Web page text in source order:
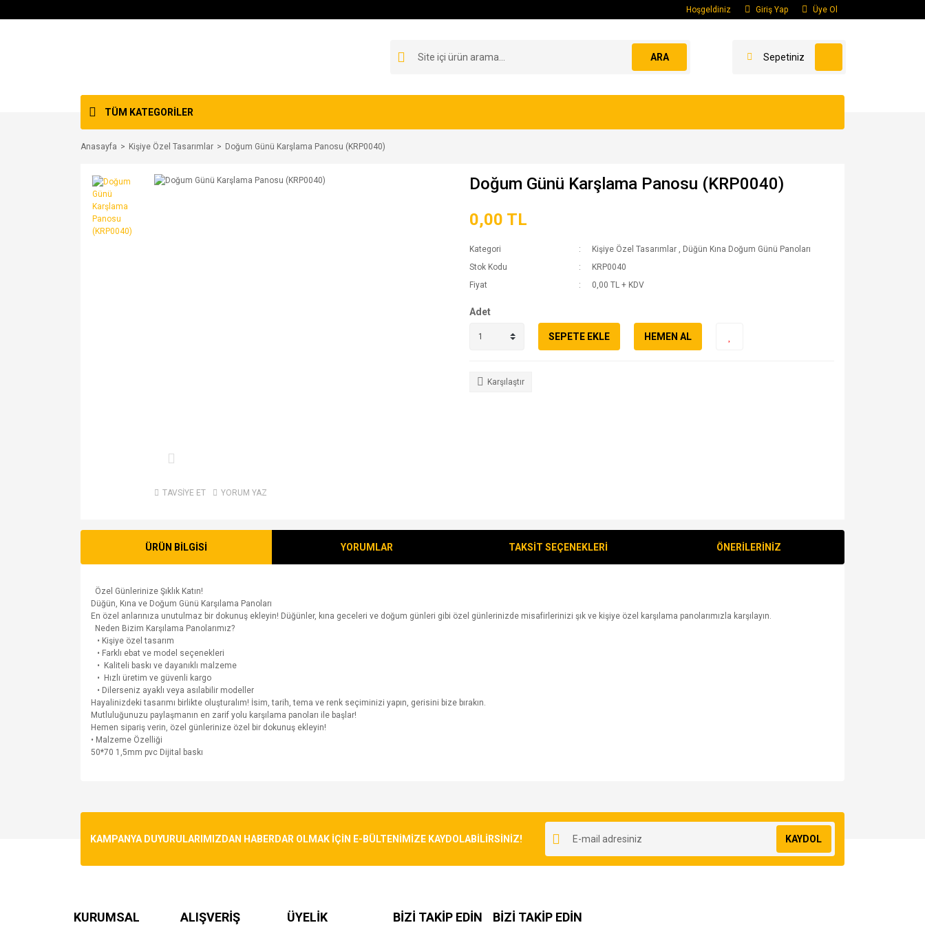
Hoşgeldiniz Giriş Yap Üye Ol
ARA Sepetiniz
TÜM KATEGORİLER
Anasayfa Kişiye Özel Tasarımlar Doğum Günü Karşlama Panosu (KRP0040)
TAVSİYE ET YORUM YAZ
Doğum Günü Karşlama Panosu (KRP0040)
0,00 TL
Kategori Kişiye Özel Tasarımlar , Düğün Kına Doğum Günü Panoları
Stok Kodu
KRP0040
Fiyat
0,00 TL + KDV
Adet
SEPETE EKLE HEMEN AL
Karşılaştır
ÜRÜN BİLGİSİ YORUMLAR TAKSİT SEÇENEKLERİ ÖNERİLERİNİZ
Özel Günlerinize Şıklık Katın!
Düğün, Kına ve Doğum Günü Karşılama Panoları
En özel anlarınıza unutulmaz bir dokunuş ekleyin! Düğünler, kına geceleri ve doğum günleri gibi özel günlerinizde misafirlerinizi şık ve kişiye özel karşılama panolarımızla karşılayın.
Neden Bizim Karşılama Panolarımız?
• Kişiye özel tasarım
• Farklı ebat ve model seçenekleri
• Kaliteli baskı ve dayanıklı malzeme
• Hızlı üretim ve güvenli kargo
• Dilerseniz ayaklı veya asılabilir modeller
Hayalinizdeki tasarımı birlikte oluşturalım! İsim, tarih, tema ve renk seçiminizi yapın, gerisini bize bırakın.
Mutluluğunuzu paylaşmanın en zarif yolu karşılama panoları ile başlar!
Hemen sipariş verin, özel günlerinize özel bir dokunuş ekleyin!
• Malzeme Özelliği
50*70 1,5mm pvc Dijital baskı
Ürün resmi kalitesiz, bozuk veya görüntülenemiyor.
Bu ürüne benzer farklı alternatifler olmalı.
KAMPANYA DUYURULARIMIZDAN HABERDAR OLMAK İÇİN E-BÜLTENİMİZE KAYDOLABİLİRSİNİZ! KAYDOL
KURUMSAL ALIŞVERİŞ ÜYELİK BİZİ TAKİP EDİN BİZİ TAKİP EDİN